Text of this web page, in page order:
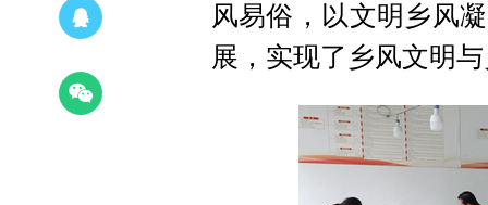
风易俗，以文明乡风
展，实现了乡风文明